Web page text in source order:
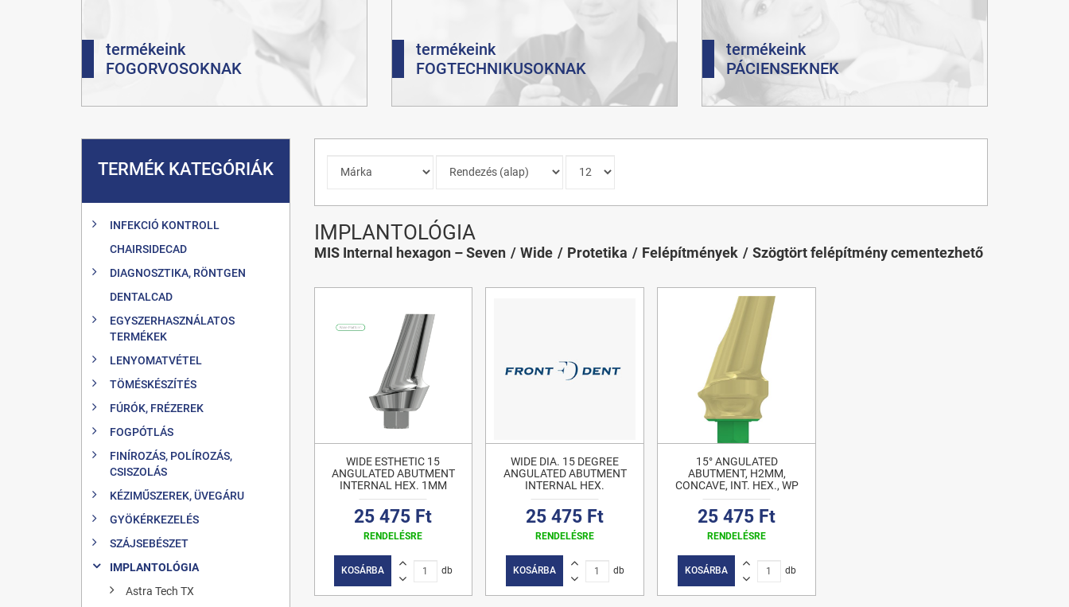
termékeink
FOGORVOSOKNAK
termékeink
FOGTECHNIKUSOKNAK
termékeink
PÁCIENSEKNEK
TERMÉK KATEGÓRIÁK
INFEKCIÓ KONTROLL
CHAIRSIDECAD
DIAGNOSZTIKA, RÖNTGEN
DENTALCAD
EGYSZERHASZNÁLATOS
TERMÉKEK
LENYOMATVÉTEL
TÖMÉSKÉSZÍTÉS
FÚRÓK, FRÉZEREK
FOGPÓTLÁS
FINÍROZÁS, POLÍROZÁS,
CSISZOLÁS
KÉZIMŰSZEREK, ÜVEGÁRU
GYÖKÉRKEZELÉS
SZÁJSEBÉSZET
IMPLANTOLÓGIA
Astra Tech TX
IMPLANTOLÓGIA
MIS Internal hexagon – Seven Wide Protetika Felépítmények Szögtört felépítmény cementezhető
WIDE ESTHETIC 15
ANGULATED ABUTMENT
INTERNAL HEX. 1MM
25 475 Ft
RENDELÉSRE
KOSÁRBA db
WIDE DIA. 15 DEGREE
ANGULATED ABUTMENT
INTERNAL HEX.
25 475 Ft
RENDELÉSRE
KOSÁRBA db
15° ANGULATED
ABUTMENT, H2MM,
CONCAVE, INT. HEX., WP
25 475 Ft
RENDELÉSRE
KOSÁRBA db